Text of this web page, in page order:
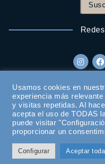
Usamos cookies en
experiencia más
y visitas repetidas. Al
acepta el uso de TODAS
puede visitar
proporcionar un
Configurar Aceptar